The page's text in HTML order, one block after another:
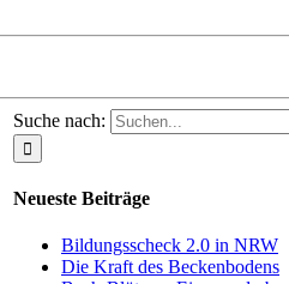
Suche nach:
Neueste Beiträge
Bildungsscheck 2.0 in NRW
Die Kraft des Beckenbodens